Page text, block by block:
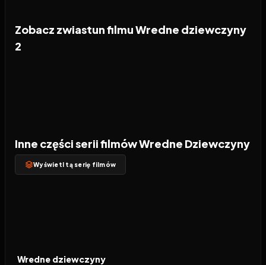
Zobacz zwiastun filmu Wredne dziewczyny
2
Inne części serii filmów Wredne Dziewczyny
Wyświetl tą serię filmów
FILM
Wredne dziewczyny